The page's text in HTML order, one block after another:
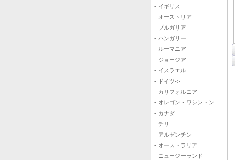
- イギリス
- オーストリア
- ブルガリア
- ハンガリー
- ルーマニア
- ジョージア
- イスラエル
- ドイツ->
- カリフォルニア
- オレゴン・ワシントン
- カナダ
- チリ
- アルゼンチン
- オーストラリア
- ニュージーランド